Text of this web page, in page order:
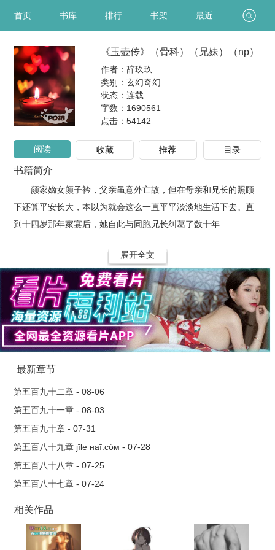
首页 书库 排行 书架 最近
《玉壶传》（骨科）（兄妹）（np）
作者：辞玖玖
类别：玄幻奇幻
状态：连载
字数：1690561
点击： 54142
阅读 收藏 推荐 目录
书籍简介
颜家嫡女颜子衿，父亲虽意外亡故，但在母亲和兄长的照顾
下还算平安长大，本以为就会这么一直平平淡淡地生活下去。直
到十四岁那年家宴后，她自此与同胞兄长纠葛了数十年……
展开全文
最新章节
第五百九十二章 - 08-06
第五百九十一章 - 08-03
第五百九十章 - 07-31
第五百八十九章 jīle нaī.cóм - 07-28
第五百八十八章 - 07-25
第五百八十七章 - 07-24
相关作品